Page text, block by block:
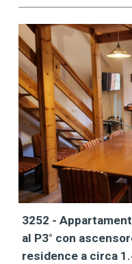
3252 -
al P3° con
residence a circa